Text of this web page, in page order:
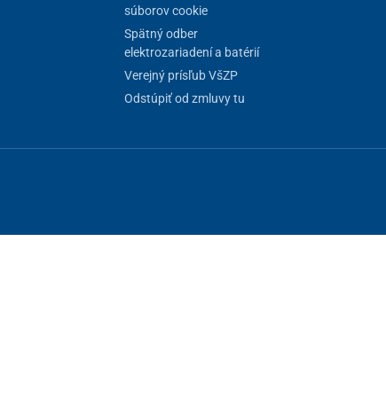
súborov cookie
Spätný odber
elektrozariadení a batérií
Verejný prísľub VšZP
Odstúpiť od zmluvy tu